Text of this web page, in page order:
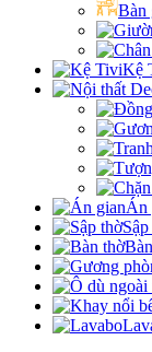
Bàn
Kệ
Án